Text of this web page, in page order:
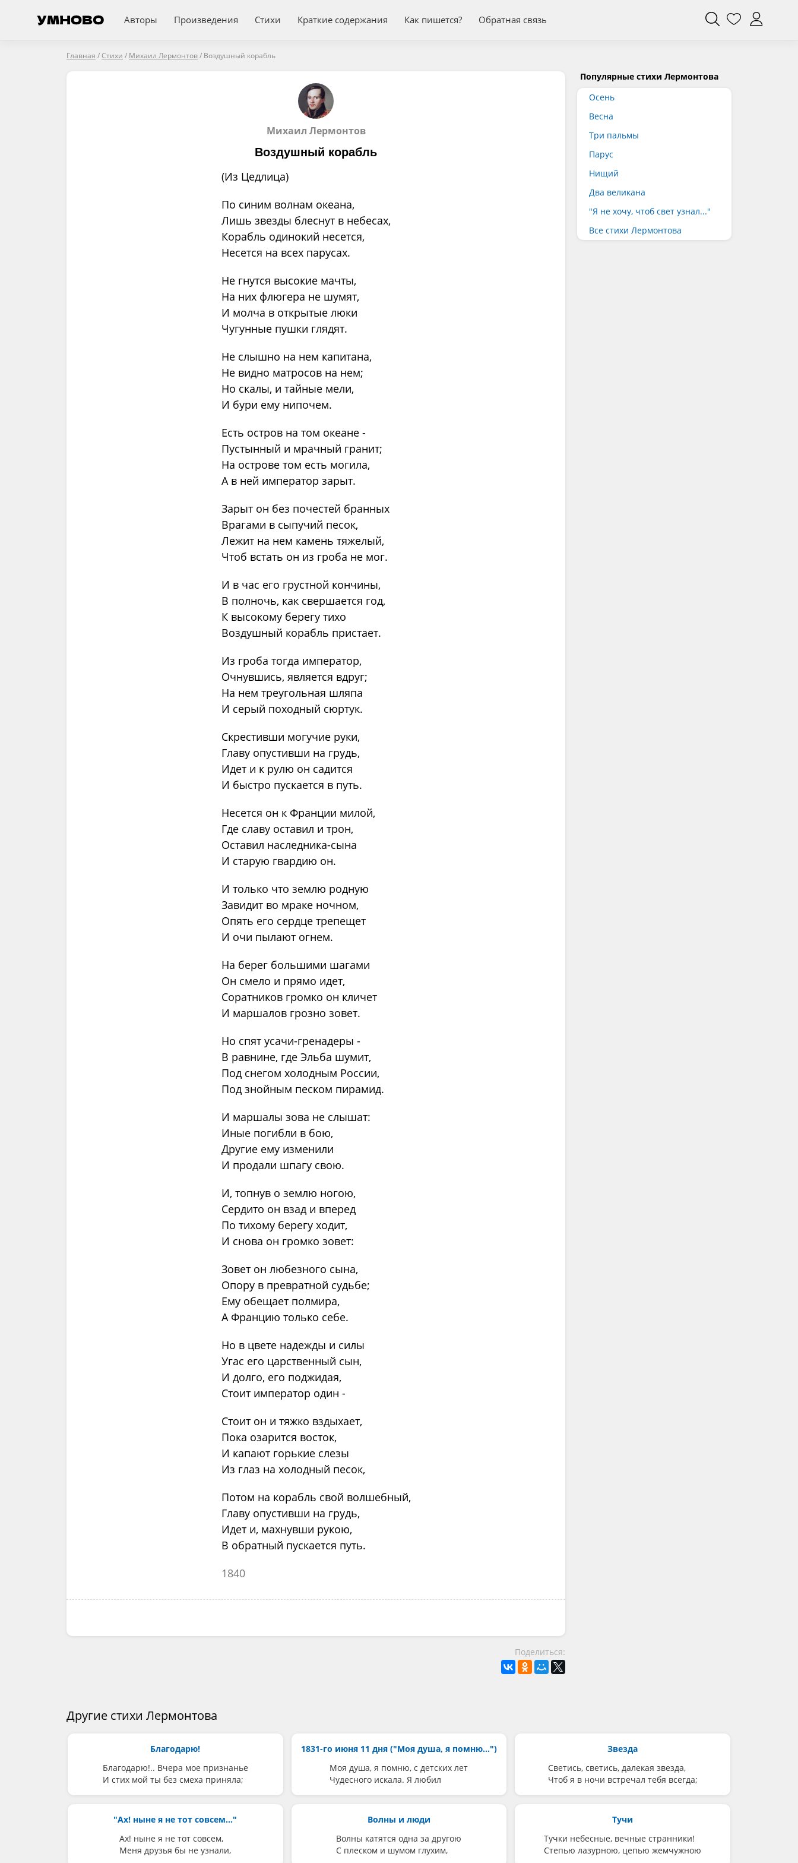
Авторы Произведения Стихи Краткие содержания Как пишется? Обратная связь
Главная /Стихи / Михаил Лермонтов/ Воздушный корабль
Михаил Лермонтов
Воздушный корабль
(Из Цедлица)
По синим волнам океана,
Лишь звезды блеснут в небесах,
Корабль одинокий несется,
Несется на всех парусах.
Не гнутся высокие мачты,
На них флюгера не шумят,
И молча в открытые люки
Чугунные пушки глядят.
Не слышно на нем капитана,
Не видно матросов на нем;
Но скалы, и тайные мели,
И бури ему нипочем.
Есть остров на том океане -
Пустынный и мрачный гранит;
На острове том есть могила,
А в ней император зарыт.
Зарыт он без почестей бранных
Врагами в сыпучий песок,
Лежит на нем камень тяжелый,
Чтоб встать он из гроба не мог.
И в час его грустной кончины,
В полночь, как свершается год,
К высокому берегу тихо
Воздушный корабль пристает.
Из гроба тогда император,
Очнувшись, является вдруг;
На нем треугольная шляпа
И серый походный сюртук.
Скрестивши могучие руки,
Главу опустивши на грудь,
Идет и к рулю он садится
И быстро пускается в путь.
Несется он к Франции милой,
Где славу оставил и трон,
Оставил наследника-сына
И старую гвардию он.
И только что землю родную
Завидит во мраке ночном,
Опять его сердце трепещет
И очи пылают огнем.
На берег большими шагами
Он смело и прямо идет,
Соратников громко он кличет
И маршалов грозно зовет.
Но спят усачи-гренадеры -
В равнине, где Эльба шумит,
Под снегом холодным России,
Под знойным песком пирамид.
И маршалы зова не слышат:
Иные погибли в бою,
Другие ему изменили
И продали шпагу свою.
И, топнув о землю ногою,
Сердито он взад и вперед
По тихому берегу ходит,
И снова он громко зовет:
Зовет он любезного сына,
Опору в превратной судьбе;
Ему обещает полмира,
А Францию только себе.
Но в цвете надежды и силы
Угас его царственный сын,
И долго, его поджидая,
Стоит император один -
Стоит он и тяжко вздыхает,
Пока озарится восток,
И капают горькие слезы
Из глаз на холодный песок,
Потом на корабль свой волшебный,
Главу опустивши на грудь,
Идет и, махнувши рукою,
В обратный пускается путь.
1840
Поделиться:
Популярные стихи Лермонтова
Осень
Весна
Три пальмы
Парус
Нищий
Два великана
"Я не хочу, чтоб свет узнал..."
Все стихи Лермонтова
Другие стихи Лермонтова
Благодарю!
Благодарю!.. Вчера мое признанье
И стих мой ты без смеха приняла;
1831-го июня 11 дня ("Моя душа, я помню...")
Моя душа, я помню, с детских лет
Чудесного искала. Я любил
Звезда
Светись, светись, далекая звезда,
Чтоб я в ночи встречал тебя всегда;
"Ах! ныне я не тот совсем..."
Ах! ныне я не тот совсем,
Меня друзья бы не узнали,
Волны и люди
Волны катятся одна за другою
С плеском и шумом глухим,
Тучи
Тучки небесные, вечные странники!
Степью лазурною, цепью жемчужною